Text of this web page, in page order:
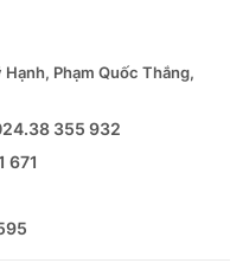
Phạm Quốc Thắng,
355 932
671